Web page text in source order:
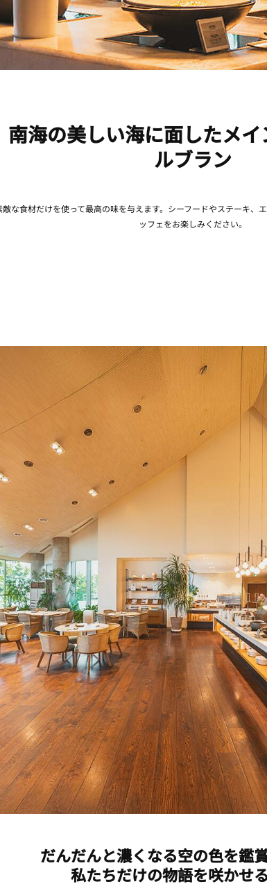
南海の美しい海に面したメ
ルブラン
な食材だけを使って最高の味を与えます。シーフードやステーキ、
ッフェをお楽しみください。
だんだんと濃くなる空の色を鑑
私たちだけの物語を咲かせ